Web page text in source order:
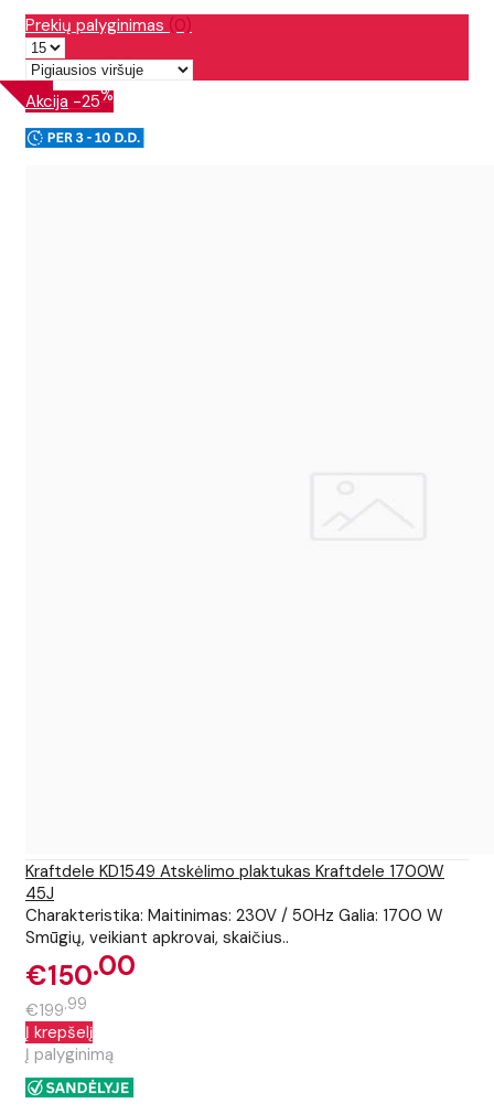
Prekių palyginimas (0)
Akcija -25%
Kraftdele KD1549 Atskėlimo plaktukas Kraftdele 1700W
45J
Charakteristika: Maitinimas: 230V / 50Hz Galia: 1700 W
Smūgių, veikiant apkrovai, skaičius..
€150 00
€199 99
Į krepšelį
Į palyginimą